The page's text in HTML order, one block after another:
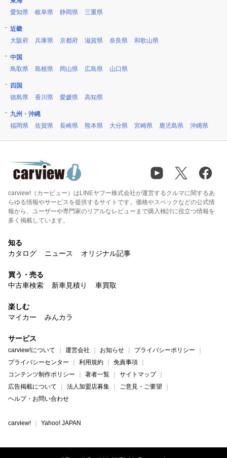
愛知県
岐阜県 静岡県 三重県
近畿
大阪府
兵庫県 京都府 滋賀県 奈良県 和歌山県
中国
鳥取県
島根県 岡山県 広島県 山口県
四国
徳島県
香川県 愛媛県 高知県
九州・沖縄
福岡県
佐賀県 長崎県 熊本県 大分県 宮崎県 鹿児島県 沖縄県
carview!（カービュー）はLINEヤフー株式会社が運営するクルマに関するあ
らゆる情報やサービスを提供するサイトです。価格やスペックなどの公式情
報から、ユーザーや専門家のリアルなレビューまで購入検討に役立つ情報を
多く掲載しています。
知る
カタログ
ニュース オリジナル記事
買う・売る
中古車検索
新車見積り 車買取
楽しむ
マイカー
みんカラ
サービス
carview!について 運営会社 お知らせ
プライバシーポリシー
プライバシーセンター
利用規約
免責事項
コンテンツ制作ポリシー
著者一覧
サイトマップ
広告掲載について
法人加盟店募集
ご意見・ご要望
ヘルプ・お問い合わせ
carview! Yahoo! JAPAN